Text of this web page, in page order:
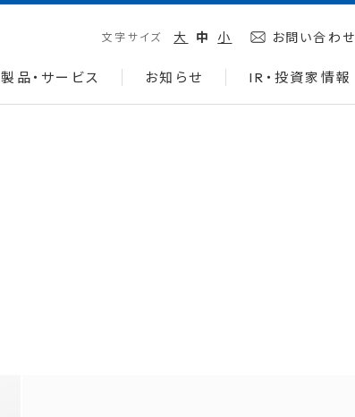
文字サイズ 大 中 小 お問い合わせ
製品・サービス お知らせ IR・投資家情報